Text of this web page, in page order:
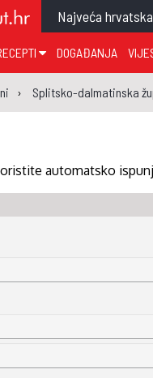
Najveća
ŽUPANIJA
ŽUPANIJA
KRIŽEVAČKA ŽUPANIJA
ŽUPANIJA
ŽUPANIJA
ŽUPANIJA
SRIJEMSKA ŽUPANIJA
JUHA
GLAVNO JELO
SALATA
PIZZA
DOGAĐANJA
Splitsko-dalmatinska
automatsko